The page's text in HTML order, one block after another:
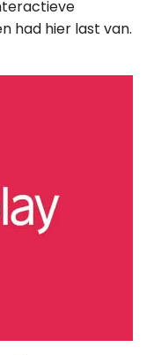
had hier last van.